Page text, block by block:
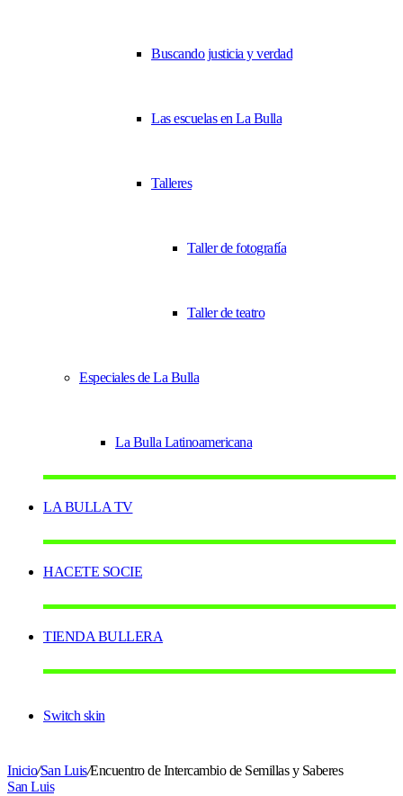
Buscando justicia y verdad
Las escuelas en La Bulla
Talleres
Taller de fotografía
Taller de teatro
Especiales de La Bulla
La Bulla Latinoamericana
LA BULLA TV
HACETE SOCIE
TIENDA BULLERA
Switch skin
Inicio/San Luis/Encuentro de Intercambio de Semillas y Saberes
San Luis